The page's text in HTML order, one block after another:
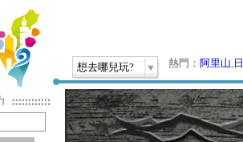
想去哪兒玩? 熱門： 阿里山,